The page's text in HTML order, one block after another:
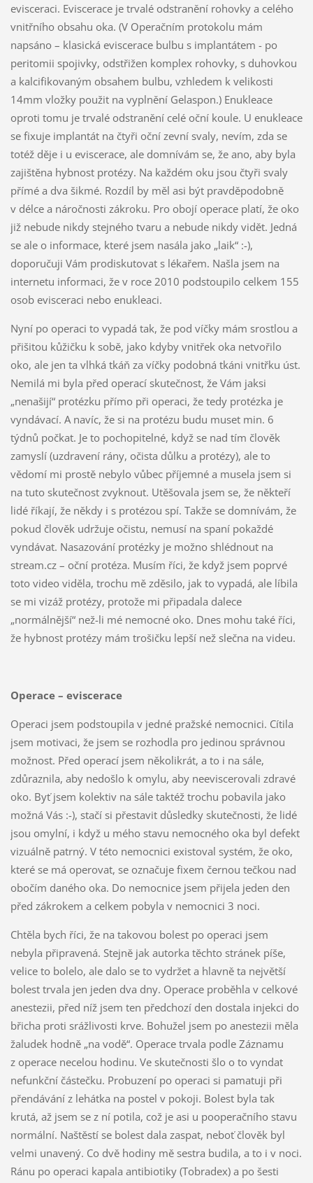
evisceraci. Eviscerace je trvalé odstranění rohovky a celého
vnitřního obsahu oka. (V Operačním protokolu mám
napsáno – klasická eviscerace bulbu s implantátem - po
peritomii spojivky, odstřižen komplex rohovky, s duhovkou
a kalcifikovaným obsahem bulbu, vzhledem k velikosti
14mm vložky použit na vyplnění Gelaspon.) Enukleace
oproti tomu je trvalé odstranění celé oční koule. U enukleace
se fixuje implantát na čtyři oční zevní svaly, nevím, zda se
totéž děje i u eviscerace, ale domnívám se, že ano, aby byla
zajištěna hybnost protézy. Na každém oku jsou čtyři svaly
přímé a dva šikmé. Rozdíl by měl asi být pravděpodobně
v délce a náročnosti zákroku. Pro obojí operace platí, že oko
již nebude nikdy stejného tvaru a nebude nikdy vidět. Jedná
se ale o informace, které jsem nasála jako „laik“ :-),
doporučuji Vám prodiskutovat s lékařem. Našla jsem na
internetu informaci, že v roce 2010 podstoupilo celkem 155
osob evisceraci nebo enukleaci.
Nyní po operaci to vypadá tak, že pod víčky mám srostlou a
přišitou kůžičku k sobě, jako kdyby vnitřek oka netvořilo
oko, ale jen ta vlhká tkáň za víčky podobná tkáni vnitřku úst.
Nemilá mi byla před operací skutečnost, že Vám jaksi
„nenašijí“ protézku přímo při operaci, že tedy protézka je
vyndávací. A navíc, že si na protézu budu muset min. 6
týdnů počkat. Je to pochopitelné, když se nad tím člověk
zamyslí (uzdravení rány, očista důlku a protézy), ale to
vědomí mi prostě nebylo vůbec příjemné a musela jsem si
na tuto skutečnost zvyknout. Utěšovala jsem se, že někteří
lidé říkají, že někdy i s protézou spí. Takže se domnívám, že
pokud člověk udržuje očistu, nemusí na spaní pokaždé
vyndávat. Nasazování protézky je možno shlédnout na
stream.cz – oční protéza. Musím říci, že když jsem poprvé
toto video viděla, trochu mě zděsilo, jak to vypadá, ale líbila
se mi vizáž protézy, protože mi připadala dalece
„normálnější“ než-li mé nemocné oko. Dnes mohu také říci,
že hybnost protézy mám trošičku lepší než slečna na videu.
Operace – eviscerace
Operaci jsem podstoupila v jedné pražské nemocnici. Cítila
jsem motivaci, že jsem se rozhodla pro jedinou správnou
možnost. Před operací jsem několikrát, a to i na sále,
zdůraznila, aby nedošlo k omylu, aby neeviscerovali zdravé
oko. Byť jsem kolektiv na sále taktéž trochu pobavila jako
možná Vás :-), stačí si přestavit důsledky skutečnosti, že lidé
jsou omylní, i když u mého stavu nemocného oka byl defekt
vizuálně patrný. V této nemocnici existoval systém, že oko,
které se má operovat, se označuje fixem černou tečkou nad
obočím daného oka. Do nemocnice jsem přijela jeden den
před zákrokem a celkem pobyla v nemocnici 3 noci.
Chtěla bych říci, že na takovou bolest po operaci jsem
nebyla připravená. Stejně jak autorka těchto stránek píše,
velice to bolelo, ale dalo se to vydržet a hlavně ta největší
bolest trvala jen jeden dva dny. Operace proběhla v celkové
anestezii, před níž jsem ten předchozí den dostala injekci do
břicha proti srážlivosti krve. Bohužel jsem po anestezii měla
žaludek hodně „na vodě“. Operace trvala podle Záznamu
z operace necelou hodinu. Ve skutečnosti šlo o to vyndat
nefunkční částečku. Probuzení po operaci si pamatuji při
přendávání z lehátka na postel v pokoji. Bolest byla tak
krutá, až jsem se z ní potila, což je asi u pooperačního stavu
normální. Naštěstí se bolest dala zaspat, neboť člověk byl
velmi unavený. Co dvě hodiny mě sestra budila, a to i v noci.
Ránu po operaci kapala antibiotiky (Tobradex) a po šesti